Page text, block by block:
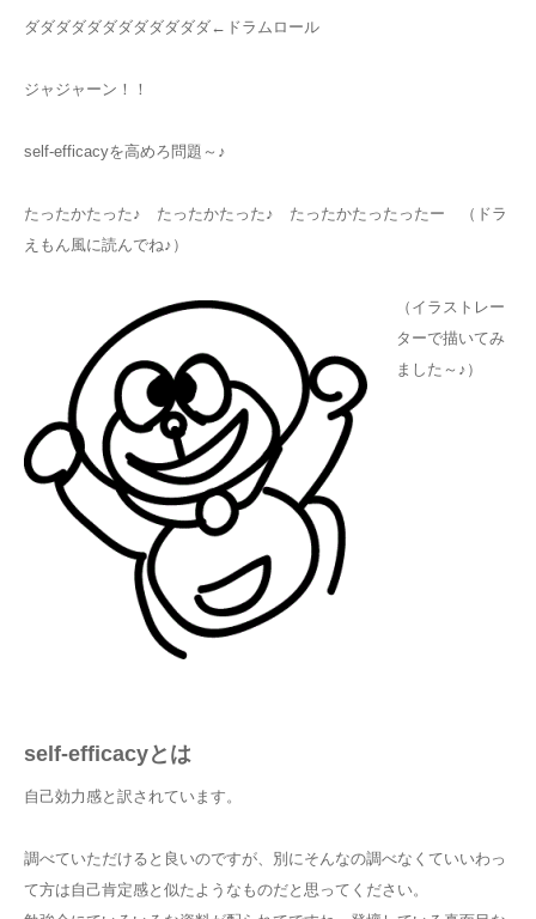
ダダダダダダダダダダダダ←ドラムロール
ジャジャーン！！
self-efficacyを高めろ問題～♪
たったかたった♪ たったかたった♪ たったかたったったー （ドラ
えもん風に読んでね♪）
（イラストレー
ターで描いてみ
ました～♪）
self-efficacyとは
自己効力感と訳されています。
調べていただけると良いのですが、別にそんなの調べなくていいわっ
て方は自己肯定感と似たようなものだと思ってください。